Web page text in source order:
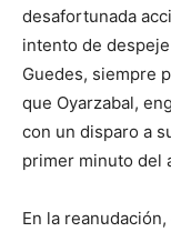
desafortunada
intento de
Guedes, siempre
que Oyarzabal,
con un disparo a
primer minuto del
En la